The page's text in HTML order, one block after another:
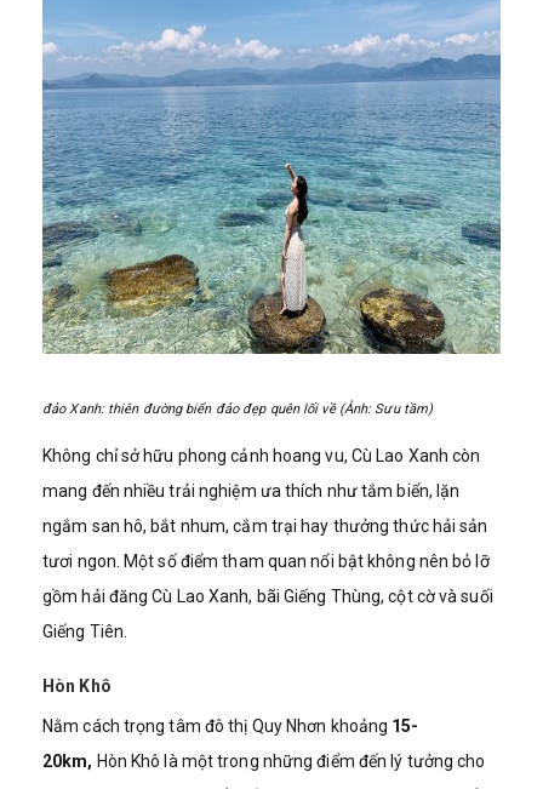
đảo Xanh: thiên đường biển đảo đẹp quên lối về (Ảnh: Sưu tầm)
Không chỉ sở hữu phong cảnh hoang vu, Cù Lao Xanh còn
mang đến nhiều trải nghiệm ưa thích như tắm biển, lặn
ngắm san hô, bắt nhum, cắm trại hay thưởng thức hải sản
tươi ngon. Một số điểm tham quan nổi bật không nên bỏ lỡ
gồm hải đăng Cù Lao Xanh, bãi Giếng Thùng, cột cờ và suối
Giếng Tiên.
Hòn Khô
Nằm cách trọng tâm đô thị Quy Nhơn khoảng 15-
20km, Hòn Khô là một trong những điểm đến lý tưởng cho